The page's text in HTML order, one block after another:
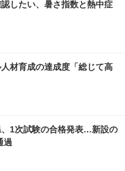
したい、暑さ指数と熱中症
材育成の達成度「総じて高
、1次試験の合格発表…新設の
過